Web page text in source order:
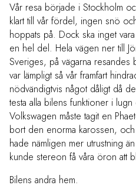
Vår resa började i Stockholm
klart till vår fördel, ingen snö
hoppats på. Dock ska inget
en hel del. Hela vägen ner till
Sveriges, på vägarna resandes
var lämpligt så vår framfart
nödvändigtvis något dåligt då
testa alla bilens funktioner i
Volkswagen måste tagit en
bort den enorma karossen,
hade nämligen mer utrustning
kunde stereon få våra öron att
Bilens andra hem.